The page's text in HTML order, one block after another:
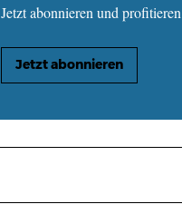
Jetzt abonnieren und profitieren
Jetzt abonnieren